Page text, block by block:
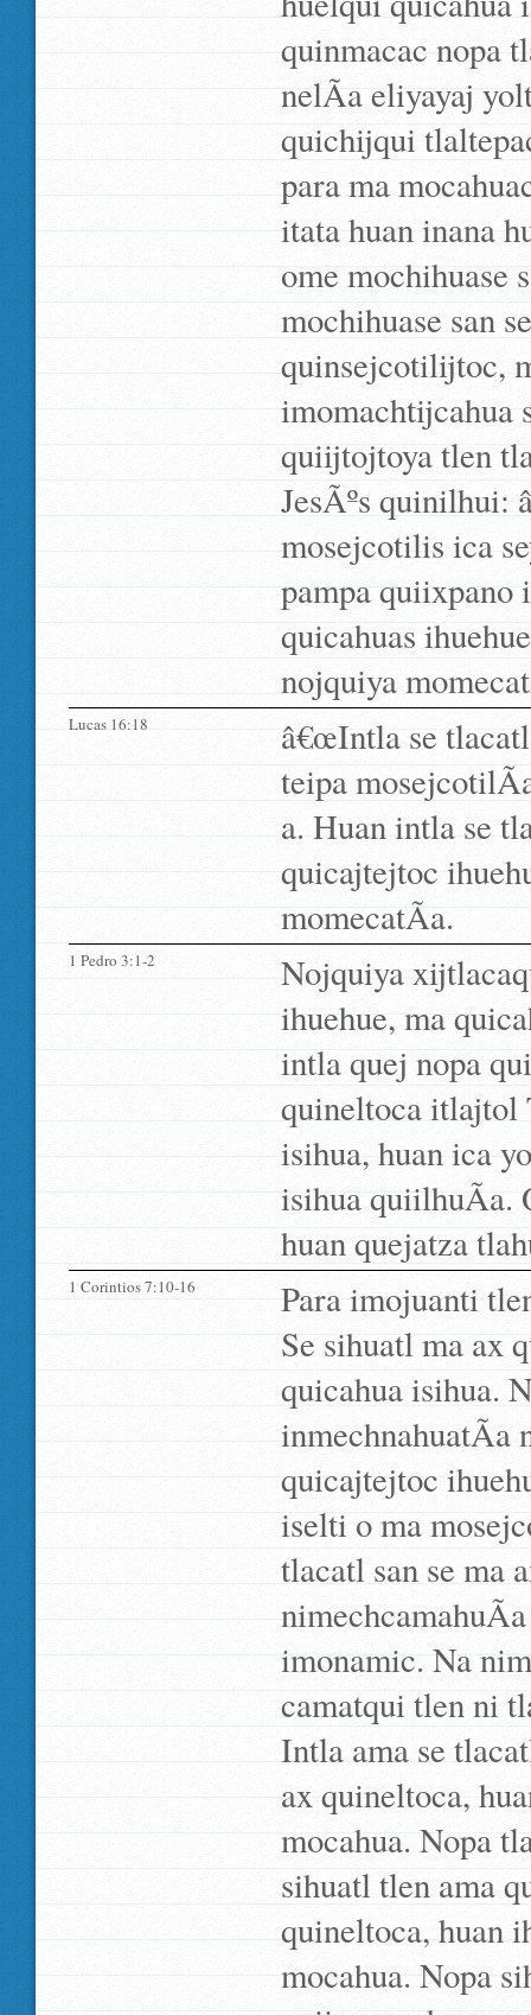
quinmacac nopa
nelÃ­a eliyayaj
quichijqui
para ma
itata huan inana
ome mochihuase
mochihuase san
quinsejcotilijtoc,
imomachtijcahua
quiijtojtoya tlen
JesÃºs quinilhui:
mosejcotilis ica
pampa quiixpano
quicahuas
nojquiya
Lucas 16:18
â€œIntla se
teipa
a. Huan intla se
quicajtejtoc
momecatÃ­a.
1 Pedro 3:1-2
Nojquiya
ihuehue, ma
intla quej nopa
quineltoca itlajtol
isihua, huan ica
isihua quiilhuÃ­a.
huan quejatza
1 Corintios 7:10-16
Para imojuanti
Se sihuatl ma ax
quicahua isihua.
inmechnahuatÃ­a
quicajtejtoc
iselti o ma
tlacatl san se ma
imonamic. Na
camatqui tlen ni
Intla ama se
ax quineltoca,
mocahua. Nopa
sihuatl tlen ama
quineltoca, huan
mocahua. Nopa